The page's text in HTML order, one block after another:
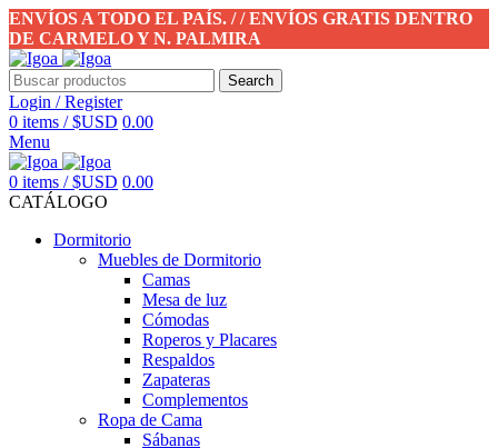
ENVÍOS A TODO EL PAÍS. / / ENVÍOS GRATIS DENTRO
DE CARMELO Y N. PALMIRA
Search
Login / Register
0 items / $USD 0.00
Menu
0 items / $USD 0.00
CATÁLOGO
Dormitorio
Muebles de Dormitorio
Camas
Mesa de luz
Cómodas
Roperos y Placares
Respaldos
Zapateras
Complementos
Ropa de Cama
Sábanas